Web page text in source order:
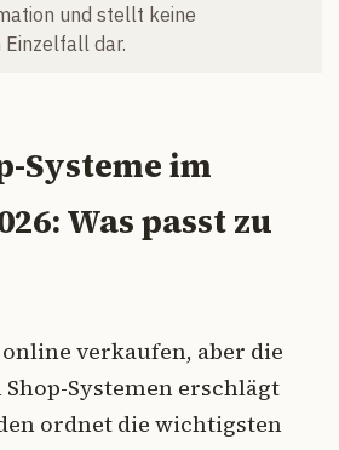
und stellt keine
dar.
Systeme im
Was passt zu
verkaufen, aber die
Systemen erschlägt
ordnet die wichtigsten